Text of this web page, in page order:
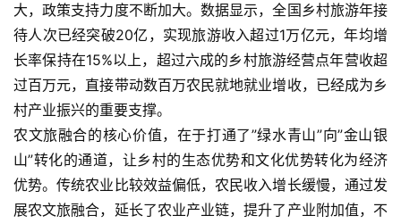
大，政策支持力度不断加大。数据显示，全国乡村旅游年接
待人次已经突破20亿，实现旅游收入超过1万亿元，年均增
长率保持在15%以上，超过六成的乡村旅游经营点年营收超
过百万元，直接带动数百万农民就地就业增收，已经成为乡
村产业振兴的重要支撑。
农文旅融合的核心价值，在于打通了”绿水青山”向”金山银
山”转化的通道，让乡村的生态优势和文化优势转化为经济
优势。传统农业比较效益偏低，农民收入增长缓慢，通过发
展农文旅融合，延长了农业产业链，提升了产业附加值，不